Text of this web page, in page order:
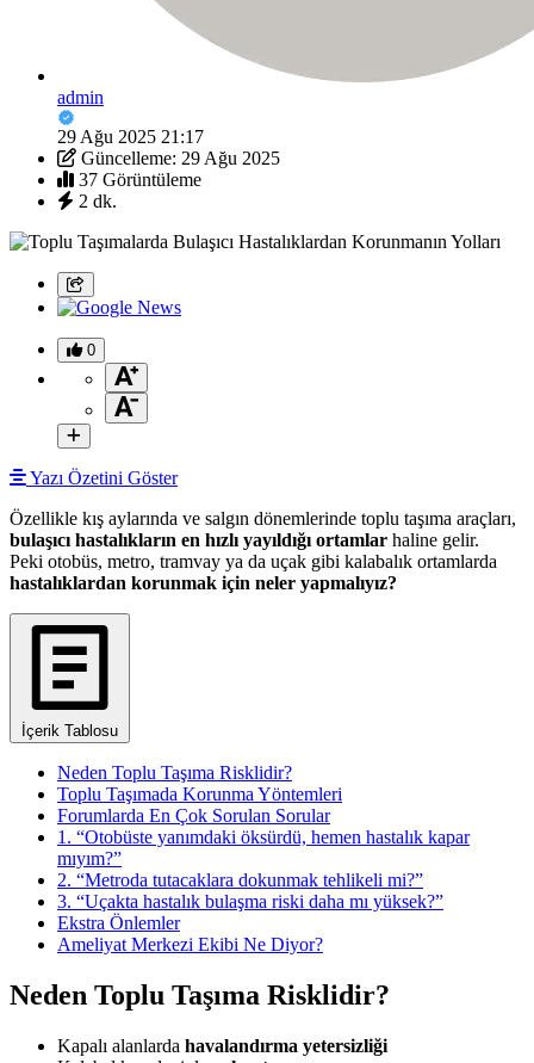
admin
29 Ağu 2025 21:17
Güncelleme: 29 Ağu 2025
37 Görüntüleme
2 dk.
0
Yazı Özetini Göster
Özellikle kış aylarında ve salgın dönemlerinde toplu taşıma araçları,
bulaşıcı hastalıkların en hızlı yayıldığı ortamlar haline gelir.
Peki otobüs, metro, tramvay ya da uçak gibi kalabalık ortamlarda
hastalıklardan korunmak için neler yapmalıyız?
İçerik Tablosu
Neden Toplu Taşıma Risklidir?
Toplu Taşımada Korunma Yöntemleri
Forumlarda En Çok Sorulan Sorular
1. “Otobüste yanımdaki öksürdü, hemen hastalık kapar
mıyım?”
2. “Metroda tutacaklara dokunmak tehlikeli mi?”
3. “Uçakta hastalık bulaşma riski daha mı yüksek?”
Ekstra Önlemler
Ameliyat Merkezi Ekibi Ne Diyor?
Neden Toplu Taşıma Risklidir?
Kapalı alanlarda havalandırma yetersizliği